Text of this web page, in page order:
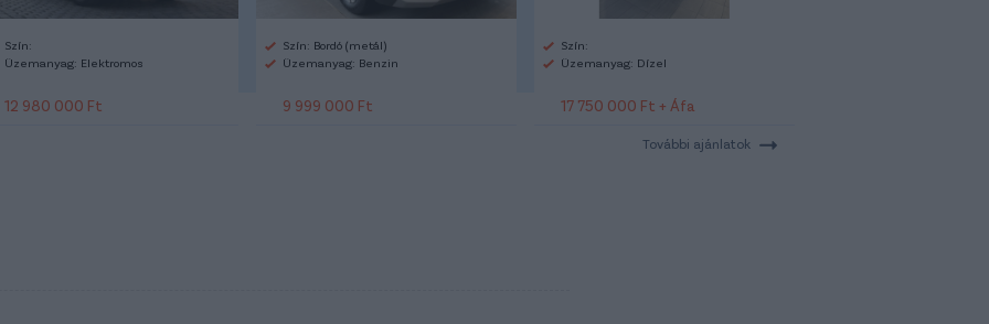
Szín:
Üzemanyag: Elektromos
12 980 000 Ft
Szín: Bordó (metál)
Üzemanyag: Benzin
9 999 000 Ft
Szín:
Üzemanyag: Dízel
17 750 000 Ft + Áfa
További ajánlatok